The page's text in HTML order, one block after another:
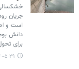
جریان
است و
دانش
برای
۱۴۰۴-۰۵-